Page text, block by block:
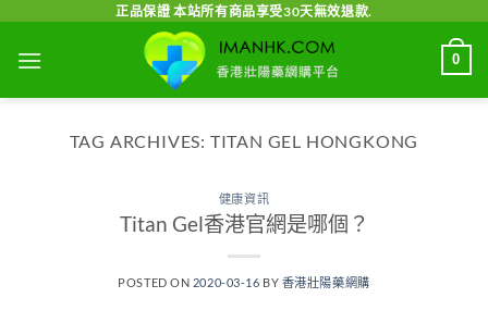
content
正品保證 本站所有商品享受30天無效退款.
0
TAG ARCHIVES: TITAN GEL HONGKONG
健康資訊
Titan Gel香港官網是哪個？
POSTED ON 2020-03-16 BY 香港壯陽藥網購